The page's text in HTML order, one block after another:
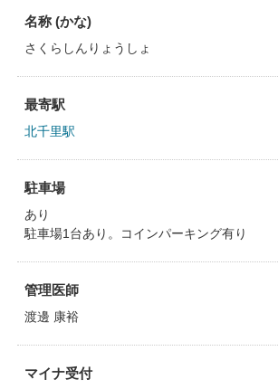
名称 (かな)
さくらしんりょうしょ
最寄駅
北千里駅
駐車場
あり
駐車場1台あり。コインパーキング有り
管理医師
渡邊 康裕
マイナ受付